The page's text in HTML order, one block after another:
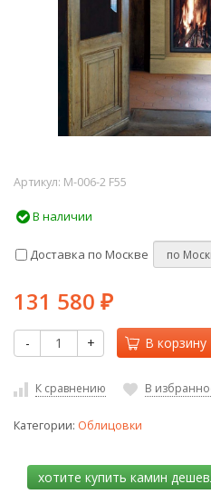
Артикул: M-006-2 F55
В наличии
Доставка по Москве
131 580 ₽
- + В корзину
К сравнению В
Категории: Облицовки